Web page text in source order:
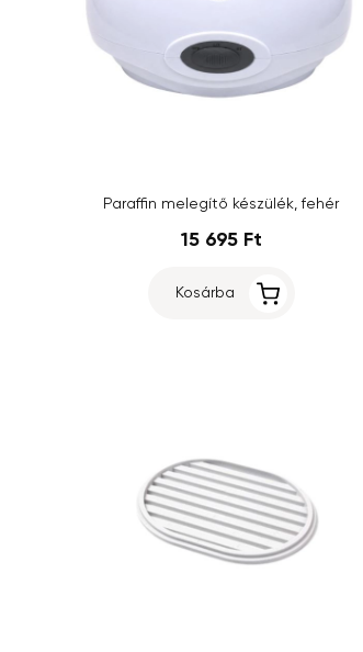
Paraffin melegítő készülék, fehér
15 695 Ft
Kosárba